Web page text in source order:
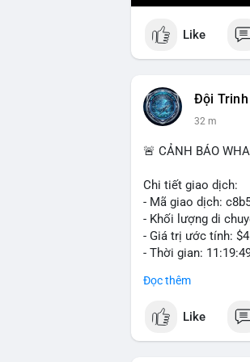
Like
Đội Trinh
32 m
🚨 CẢNH BÁO
Chi tiết giao dịch:
- Mã giao dịch:
- Khối lượng di
- Giá trị ước tính:
- Thời gian:
Nhận định phân
ánh sự dịch
tài sản giữa các ví
Đọc thêm
Like